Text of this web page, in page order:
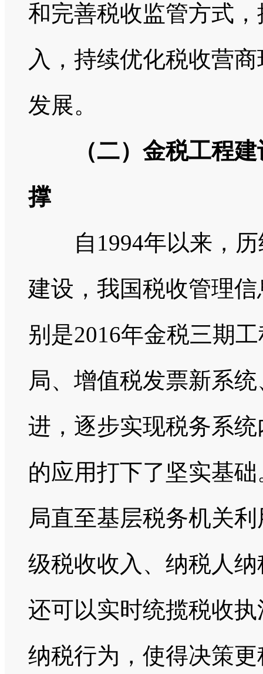
和完善税收监管方式
入，持续优化税收营
发展。
（二）金税工程
撑
自1994年以来，历
建设，我国税收管理
别是2016年金税三期
局、增值税发票新系
进，逐步实现税务系
的应用打下了坚实基
局直至基层税务机关
级税收收入、纳税人
还可以实时统揽税收
纳税行为，使得决策